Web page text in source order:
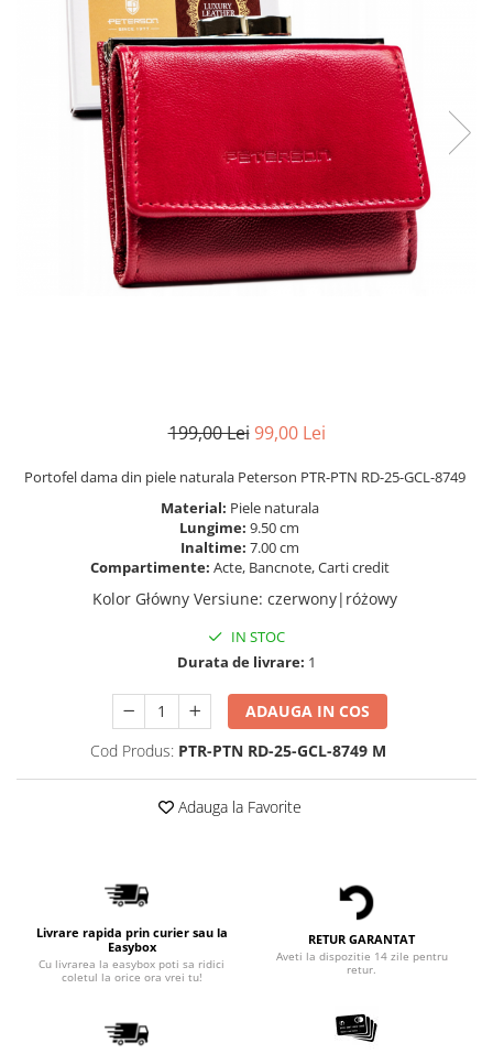
199,00 Lei 99,00 Lei
Portofel dama din piele naturala Peterson PTR-PTN RD-25-GCL-8749
Material: Piele naturala
Lungime: 9.50 cm
Inaltime: 7.00 cm
Compartimente: Acte, Bancnote, Carti credit
Kolor Główny Versiune: czerwony|różowy
IN STOC
Durata de livrare: 1
ADAUGA IN COS
Cod Produs: PTR-PTN RD-25-GCL-8749 M
Adauga la Favorite
Livrare rapida prin curier sau la
Easybox
Cu livrarea la easybox poti sa ridici
coletul la orice ora vrei tu!
RETUR GARANTAT
Aveti la dispozitie 14 zile pentru
retur.